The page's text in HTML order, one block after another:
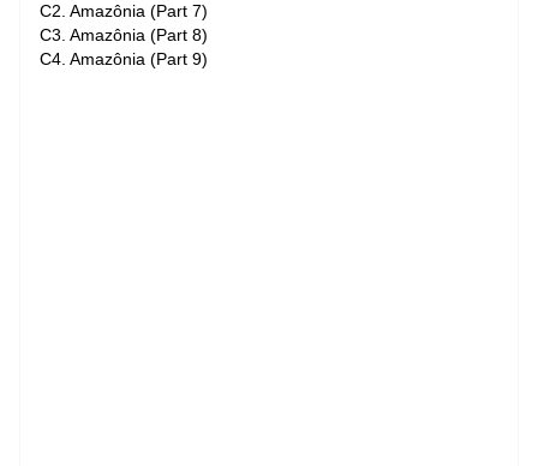
C2. Amazônia (Part 7)
C3. Amazônia (Part 8)
C4. Amazônia (Part 9)